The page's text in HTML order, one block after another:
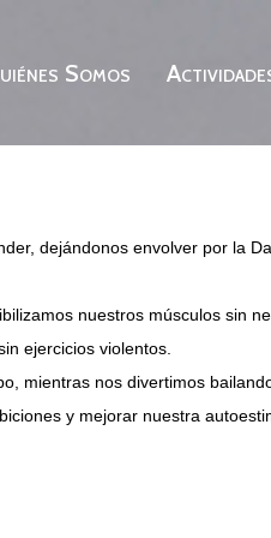
Somos
dejándonos envolver por la
nuestros músculos sin
ejercicios violentos.
mientras nos divertimos
y mejorar nuestra